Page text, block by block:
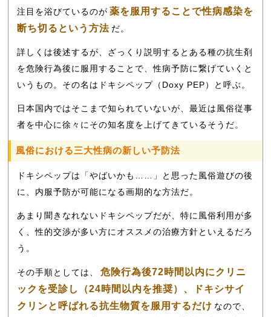
注目を浴びているのが 薬を服用することで性病感染を
断ち切るという方法 だ。
詳しくは後述するが、ざっくり説明するとある種の抗生剤
を危険行為後に服用することで、性病予防に繋げていくと
いうもの。その名はドキシペップ（Doxy PEP）と呼ぶ。
日本国内ではそこまで知られていないが、最近は風俗従事
者を中心に徐々にその知名度を上げてきているそうだ。
風俗における三大性病の新しい予防法
ドキシペップは「やばいかも……」と思った風俗遊びの後
に、内服予防が可能になる画期的な方法だ。
あまり聞きなれないドキシペップだが、特に風俗利用が多
く、性的交渉が多い方にオススメの治療方針といえるだろ
う。
その手順としては、
危険行為後72時間以内にクリニ
ックを受診し（24時間以内を推奨）、ドキシサイ
クリンと呼ばれる抗生物質を服用するだけ なので、